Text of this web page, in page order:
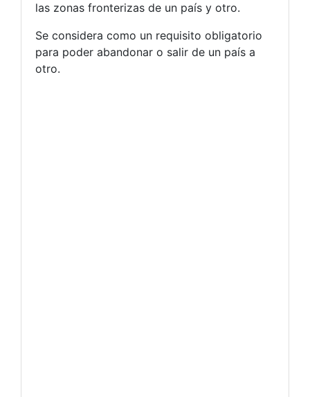
las zonas fronterizas de un país y otro.
Se considera como un requisito obligatorio
para poder abandonar o salir de un país a
otro.